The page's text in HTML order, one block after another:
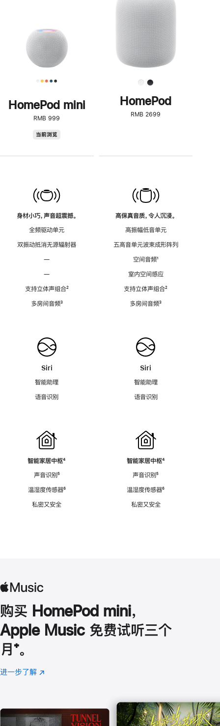
HomePod mini
RMB 999
当前浏览
身材小巧，声音超震撼。
全频驱动单元
双振动抵消无源辐射器
—
—
支持立体声组合脚
²
多房间音频脚
³
Siri
智能助理
语音识别
智能家居中枢脚
⁴
声音识别脚
⁵
温湿度传感器脚
⁶
私密又安全
了
解
HomePod<
HomePod
RMB 2699
高保真音质，令人沉浸。
高振幅低音单元
五高音单元波束成形阵列
空间音频脚
¹
室内空间感应
支持立体声组合脚
²
多房间音频脚
³
Siri
智能助理
语音识别
智能家居中枢脚
⁴
声音识别脚
⁵
温湿度传感器脚
⁶
私密又安全
购买 HomePod mini，
Apple Music 免费试听三个
月 脚
注
⁺。
进一步了解 Apple
(在
口
中